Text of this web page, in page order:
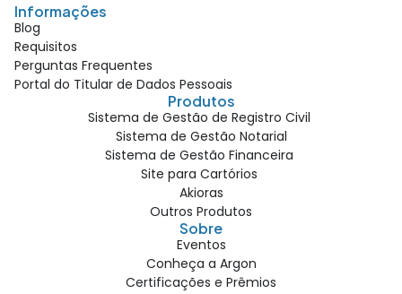
Informações
Blog
Requisitos
Perguntas Frequentes
Portal do Titular de Dados Pessoais
Produtos
Sistema de Gestão de Registro Civil
Sistema de Gestão Notarial
Sistema de Gestão Financeira
Site para Cartórios
Akioras
Outros Produtos
Sobre
Eventos
Conheça a Argon
Certificações e Prêmios